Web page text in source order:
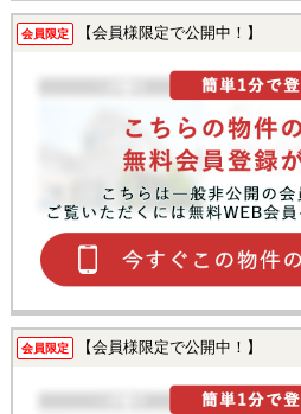
会員限定 【会員様限定で公開中！】
会員限定 【会員様限定で公開中！】